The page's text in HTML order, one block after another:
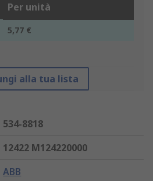
Per unità
5,77 €
alla tua lista
534-8818
12422 M124220000
ABB